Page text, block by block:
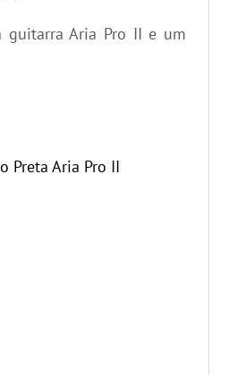
guitarra Aria Pro II e um
Preta Aria Pro II